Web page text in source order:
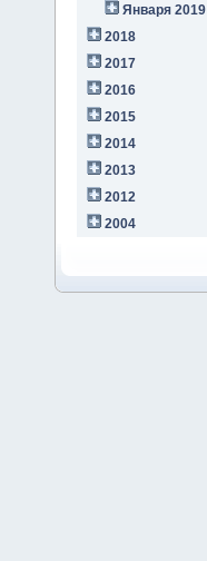
Января 2019
2018
2017
2016
2015
2014
2013
2012
2004